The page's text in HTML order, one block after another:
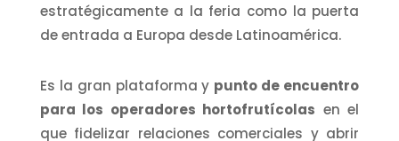
estratégicamente a la feria como la puerta
de entrada a Europa desde Latinoamérica.
Es la gran plataforma y punto de encuentro
para los operadores hortofrutícolas en el
que fidelizar relaciones comerciales y abrir